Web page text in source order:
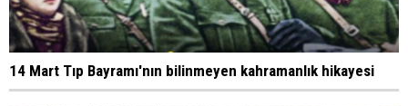
14 Mart Tıp Bayramı'nın bilinmeyen kahramanlık hikayesi